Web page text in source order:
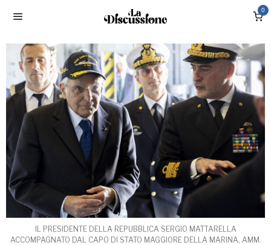
0
IL PRESIDENTE DELLA REPUBBLICA SERGIO MATTARELLA
ACCOMPAGNATO DAL CAPO DI STATO MAGGIORE DELLA MARINA, AMM.